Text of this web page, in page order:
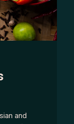
and